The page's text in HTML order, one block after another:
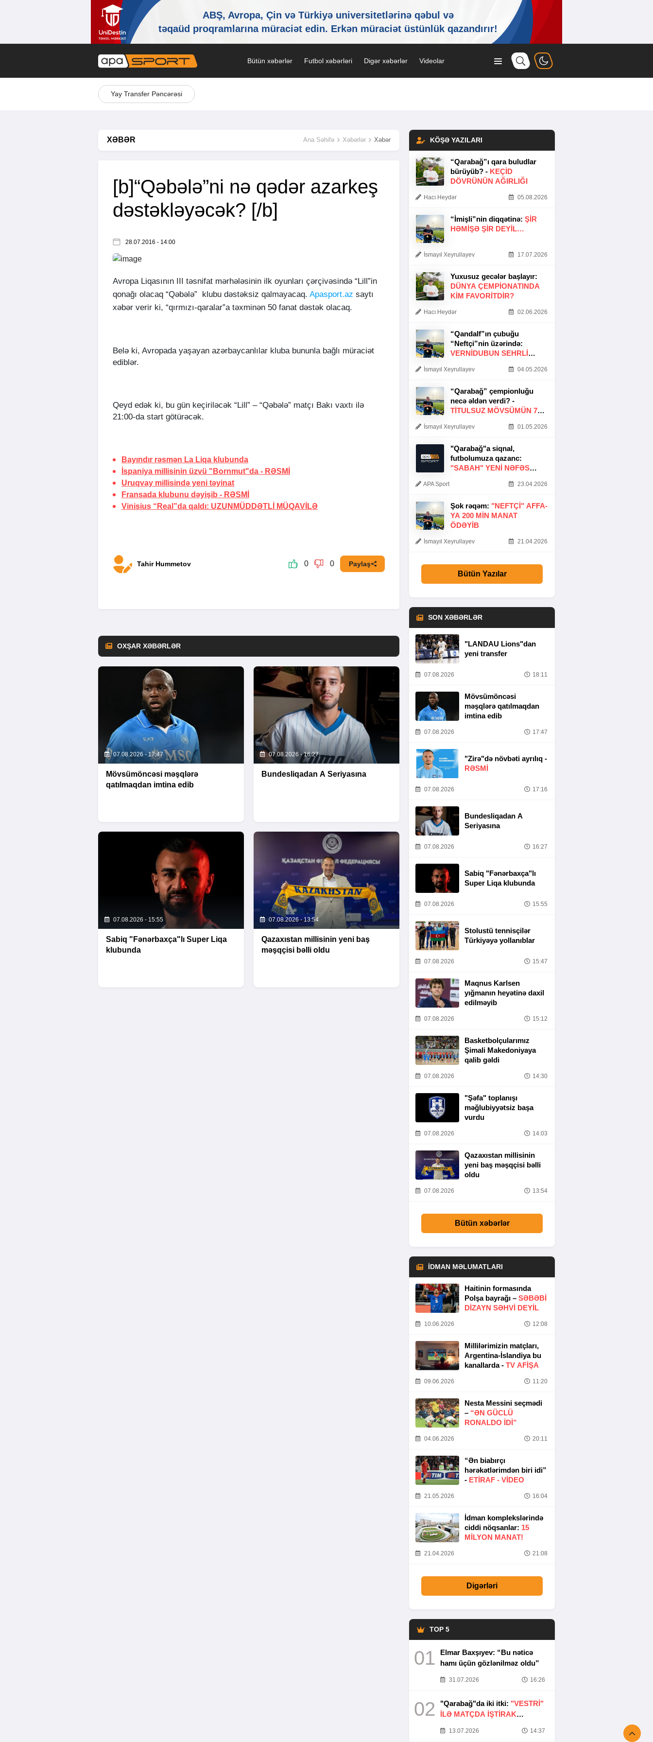
Bütün xəbərlər Futbol xəbərləri Digər xəbərlər Videolar
Yay Transfer Pəncərəsi
XƏBƏR Ana Səhifə Xəbərlər Xəbər
[b]“Qəbələ”ni nə qədər azarkeş
dəstəkləyəcək? [/b]
28.07.2016 - 14:00
Avropa Liqasının III təsnifat mərhələsinin ilk oyunları çərçivəsində “Lill”in
qonağı olacaq “Qəbələ” klubu dəstəksiz qalmayacaq. Apasport.az saytı
xəbər verir ki, “qırmızı-qaralar”a təxminən 50 fanat dəstək olacaq.
Belə ki, Avropada yaşayan azərbaycanlılar kluba bununla bağlı müraciət
ediblər.
Qeyd edək ki, bu gün keçiriləcək “Lill” – “Qəbələ” matçı Bakı vaxtı ilə
21:00-da start götürəcək.
Bayındır rəsmən La Liqa klubunda
İspaniya millisinin üzvü "Bornmut"da - RƏSMİ
Uruqvay millisində yeni təyinat
Fransada klubunu dəyişib - RƏSMİ
Vinisius “Real”da qaldı: UZUNMÜDDƏTLİ MÜQAVİLƏ
Tahir Hummetov 0 0 Paylaş
OXŞAR XƏBƏRLƏR
07.08.2026 - 17:47
Mövsümöncəsi məşqlərə
qatılmaqdan imtina edib
07.08.2026 - 16:27
Bundesliqadan A Seriyasına
07.08.2026 - 15:55
Sabiq "Fənərbaxça"lı Super Liqa
klubunda
07.08.2026 - 13:54
Qazaxıstan millisinin yeni baş
məşqçisi bəlli oldu
KÖŞƏ YAZILARI
“Qarabağ”ı qara buludlar
bürüyüb? - KEÇID
DÖVRÜNÜN AĞIRLIĞI
Hacı Heydər 05.08.2026
“İmişli”nin diqqətinə: ŞIR
HƏMIŞƏ ŞIR DEYIL…
İsmayıl Xeyrullayev 17.07.2026
Yuxusuz gecələr başlayır:
DÜNYA ÇEMPIONATINDA
KIM FAVORITDIR?
Hacı Heydər 02.06.2026
“Qandalf”ın çubuğu
“Neftçi”nin üzərində:
VERNİDUBUN SEHRLİ
İsmayıl Xeyrullayev 04.05.2026
“Qarabağ” çempionluğu
necə əldən verdi? -
TITULSUZ MÖVSÜMÜN 7
İsmayıl Xeyrullayev 01.05.2026
"Qarabağ"a siqnal,
futbolumuza qazanc:
"SABAH" YENI NƏFƏS
APA Sport 23.04.2026
Şok rəqəm: "NEFTÇI" AFFA-
YA 200 MIN MANAT
ÖDƏYIB
İsmayıl Xeyrullayev 21.04.2026
Bütün Yazılar
SON XƏBƏRLƏR
"LANDAU Lions"dan
yeni transfer
07.08.2026 18:11
Mövsümöncəsi
məşqlərə qatılmaqdan
imtina edib
07.08.2026 17:47
"Zirə"də növbəti ayrılıq -
RƏSMİ
07.08.2026 17:16
Bundesliqadan A
Seriyasına
07.08.2026 16:27
Sabiq "Fənərbaxça"lı
Super Liqa klubunda
07.08.2026 15:55
Stolustü tennisçilər
Türkiyəyə yollanıblar
07.08.2026 15:47
Maqnus Karlsen
yığmanın heyətinə daxil
edilməyib
07.08.2026 15:12
Basketbolçularımız
Şimali Makedoniyaya
qalib gəldi
07.08.2026 14:30
"Şəfa" toplanışı
məğlubiyyətsiz başa
vurdu
07.08.2026 14:03
Qazaxıstan millisinin
yeni baş məşqçisi bəlli
oldu
07.08.2026 13:54
Bütün xəbərlər
İDMAN MƏLUMATLARI
Haitinin formasında
Polşa bayrağı – SƏBƏBI
DIZAYN SƏHVI DEYIL
10.06.2026 12:08
Millilərimizin matçları,
Argentina-İslandiya bu
kanallarda - TV AFİŞA
09.06.2026 11:20
Nesta Messini seçmədi
– “ƏN GÜCLÜ
RONALDO IDI”
04.06.2026 20:11
“Ən biabırçı
hərəkətlərimdən biri idi”
- ETIRAF - VİDEO
21.05.2026 16:04
İdman komplekslərində
ciddi nöqsanlar: 15
MILYON MANAT!
21.04.2026 21:08
Digərləri
TOP 5
01
Elmar Baxşıyev: “Bu nəticə
hamı üçün gözlənilməz oldu”
31.07.2026 16:26
02 "Qarabağ"da iki itki: "VESTRİ"
İLƏ MATÇDA İŞTİRAK
13.07.2026 14:37